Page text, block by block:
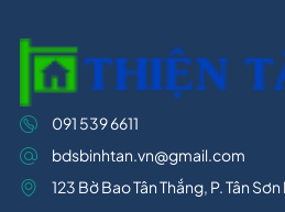
091 539 6611
bdsbinhtan.vn@gmail.com
123 Bờ Bao Tân Thắng, P. Tân